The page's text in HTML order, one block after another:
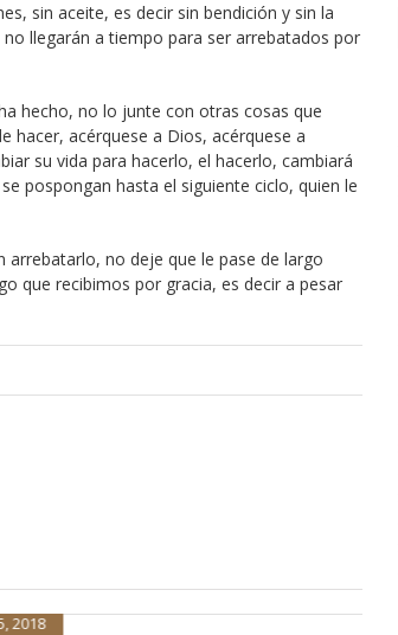
sin aceite, es decir sin bendición y sin la
llegarán a tiempo para ser arrebatados por
hecho, no lo junte con otras cosas que
hacer, acérquese a Dios, acérquese a
su vida para hacerlo, el hacerlo, cambiará
pospongan hasta el siguiente ciclo, quien le
arrebatarlo, no deje que le pase de largo
que recibimos por gracia, es decir a pesar
7, 2017